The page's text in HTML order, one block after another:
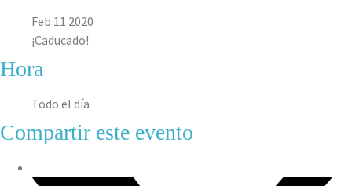
Feb 11 2020
¡Caducado!
Hora
Todo el día
Compartir este evento